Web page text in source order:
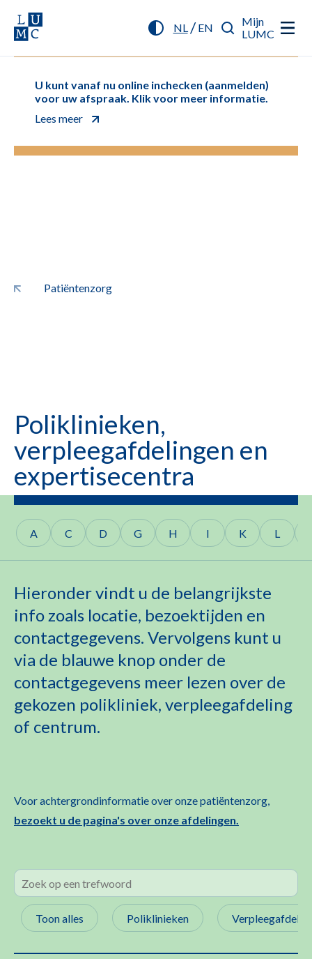
NL/ EN
Mijn
LUMC
U kunt vanaf nu online inchecken (aanmelden)
voor uw afspraak. Klik voor meer informatie.
Lees meer
Patiëntenzorg
Poliklinieken,
verpleegafdelingen en
expertisecentra
A C D G H I K L
Hieronder vindt u de belangrijkste
info zoals locatie, bezoektijden en
contactgegevens. Vervolgens kunt u
via de blauwe knop onder de
contactgegevens meer lezen over de
gekozen polikliniek, verpleegafdeling
of centrum.
Voor achtergrondinformatie over onze patiëntenzorg,
bezoekt u de pagina's over onze afdelingen.
Toon alles Poliklinieken